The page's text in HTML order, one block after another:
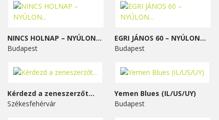
NINCS HOLNAP – NYÚLON...
Budapest
EGRI JÁNOS 60 – NYÚLON...
Budapest
Kérdezd a zeneszerzőt...
Székesfehérvár
Yemen Blues (IL/US/UY)
Budapest